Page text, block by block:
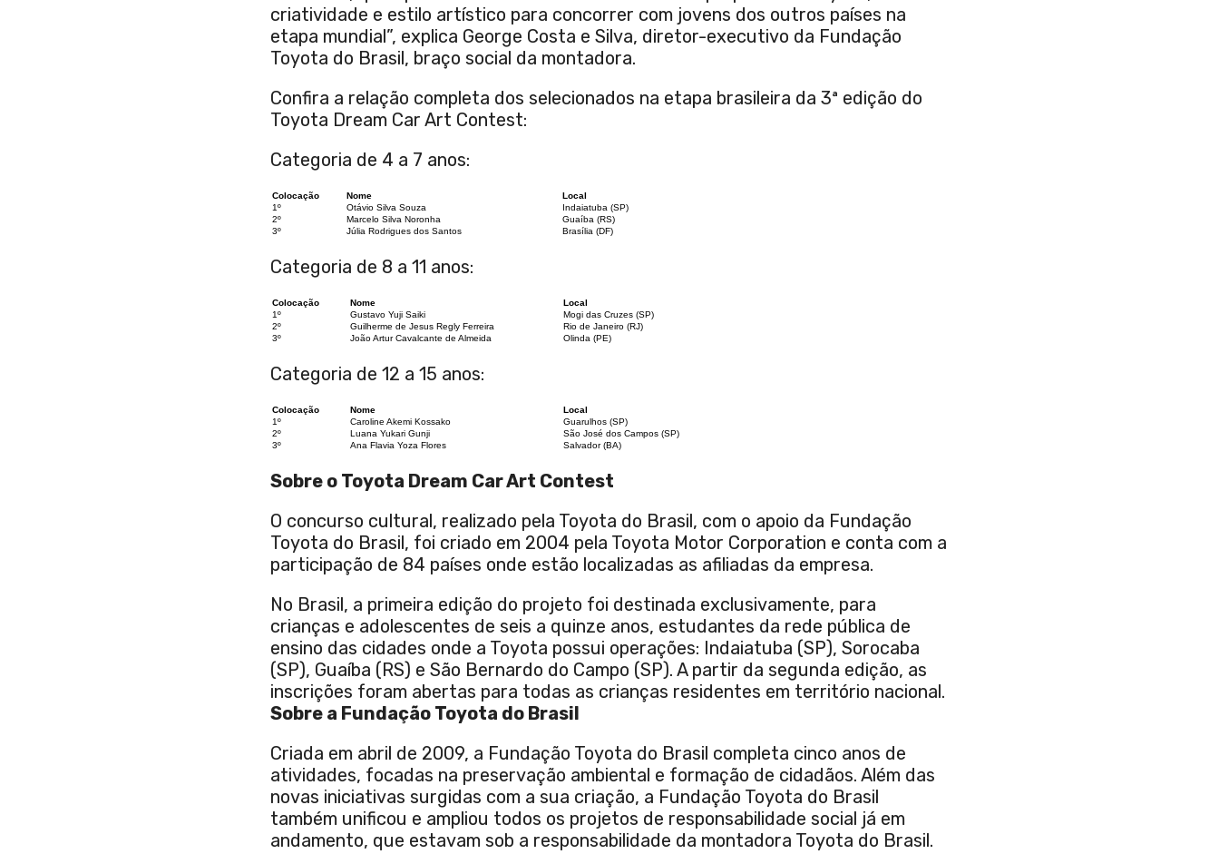
criatividade e estilo artístico para concorrer com jovens dos outros países na
etapa mundial”, explica George Costa e Silva, diretor-executivo da Fundação
Toyota do Brasil, braço social da montadora.
Confira a relação completa dos selecionados na etapa brasileira da 3ª edição do
Toyota Dream Car Art Contest:
Categoria de 4 a 7 anos:
Colocação Nome
Local
1º
Otávio Silva Souza
Indaiatuba (SP)
2º
Marcelo Silva Noronha
Guaíba (RS)
3º
Júlia Rodrigues dos Santos Brasília (DF)
Categoria de 8 a 11 anos:
Colocação Nome
Local
1º
Gustavo Yuji Saiki
Mogi das Cruzes (SP)
2º
Guilherme de Jesus Regly Ferreira
Rio de Janeiro (RJ)
3º
João Artur Cavalcante de Almeida Olinda (PE)
Categoria de 12 a 15 anos:
Colocação Nome
Local
1º
Caroline Akemi Kossako
Guarulhos (SP)
2º
Luana Yukari Gunji
São José dos Campos (SP)
3º
Ana Flavia Yoza Flores Salvador (BA)
Sobre o Toyota Dream Car Art Contest
O concurso cultural, realizado pela Toyota do Brasil, com o apoio da Fundação
Toyota do Brasil, foi criado em 2004 pela Toyota Motor Corporation e conta com a
participação de 84 países onde estão localizadas as afiliadas da empresa.
No Brasil, a primeira edição do projeto foi destinada exclusivamente, para
crianças e adolescentes de seis a quinze anos, estudantes da rede pública de
ensino das cidades onde a Toyota possui operações: Indaiatuba (SP), Sorocaba
(SP), Guaíba (RS) e São Bernardo do Campo (SP). A partir da segunda edição, as
inscrições foram abertas para todas as crianças residentes em território nacional.
Sobre a Fundação Toyota do Brasil
Criada em abril de 2009, a Fundação Toyota do Brasil completa cinco anos de
atividades, focadas na preservação ambiental e formação de cidadãos. Além das
novas iniciativas surgidas com a sua criação, a Fundação Toyota do Brasil
também unificou e ampliou todos os projetos de responsabilidade social já em
andamento, que estavam sob a responsabilidade da montadora Toyota do Brasil.